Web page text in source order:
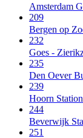
Amsterdam
209
Bergen op
232
Goes -
235
Den Oever
239
Hoorn
244
Beverwijk
251